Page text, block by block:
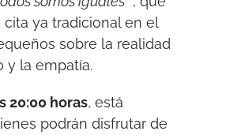
cita ya tradicional en el
sobre la realidad
y la empatía.
20:00 horas, está
podrán disfrutar de